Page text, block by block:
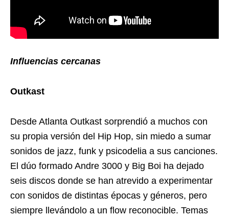
Influencias cercanas
Outkast
Desde Atlanta Outkast sorprendió a muchos con
su propia versión del Hip Hop, sin miedo a sumar
sonidos de jazz, funk y psicodelia a sus canciones.
El dúo formado Andre 3000 y Big Boi ha dejado
seis discos donde se han atrevido a experimentar
con sonidos de distintas épocas y géneros, pero
siempre llevándolo a un flow reconocible. Temas